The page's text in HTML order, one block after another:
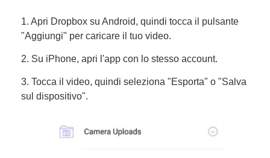
1. Apri Dropbox su Android, quindi tocca il pulsante
"Aggiungi" per caricare il tuo video.
2. Su iPhone, apri l'app con lo stesso account.
3. Tocca il video, quindi seleziona "Esporta" o "Salva
sul dispositivo".